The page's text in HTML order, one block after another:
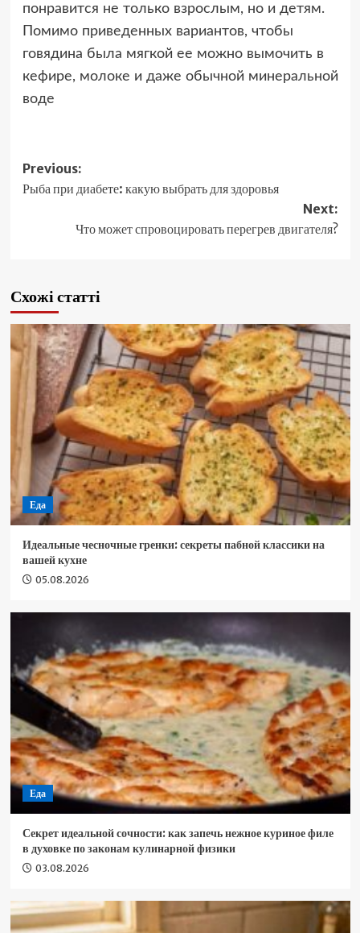
понравится не только взрослым, но и детям.
Помимо приведенных вариантов, чтобы
говядина была мягкой ее можно вымочить в
кефире, молоке и даже обычной минеральной
воде
Post
navigation
Previous:
Рыба при диабете: какую выбрать для здоровья
Next:
Что может спровоцировать перегрев двигателя?
Схожі статті
Еда
Идеальные чесночные гренки: секреты пабной классики на
вашей кухне
05.08.2026
Еда
Секрет идеальной сочности: как запечь нежное куриное филе
в духовке по законам кулинарной физики
03.08.2026